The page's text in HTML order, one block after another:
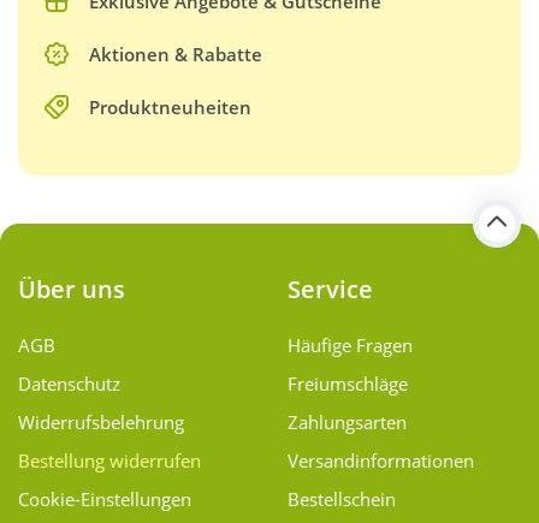
Aktionen & Rabatte
Produktneuheiten
Über uns
AGB
Datenschutz
Widerrufsbelehrung
Bestellung widerrufen
Cookie-Einstellungen
Service
Häufige Fragen
Freiumschläge
Zahlungsarten
Versand­informationen
Bestellschein